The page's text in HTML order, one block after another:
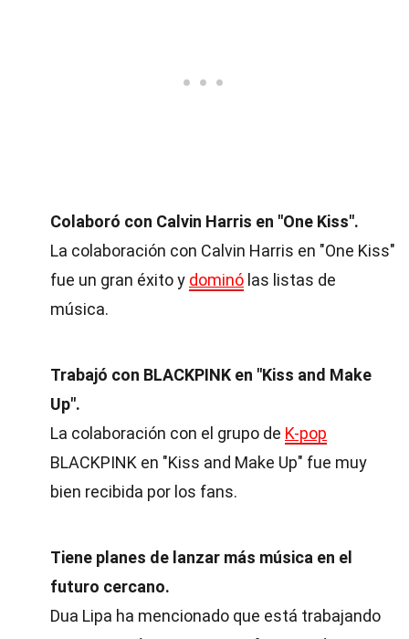
Colaboró con Calvin Harris en "One Kiss".
La colaboración con Calvin Harris en "One Kiss"
fue un gran éxito y dominó las listas de
música.
Trabajó con BLACKPINK en "Kiss and Make
Up".
La colaboración con el grupo de K-pop
BLACKPINK en "Kiss and Make Up" fue muy
bien recibida por los fans.
Tiene planes de lanzar más música en el
futuro cercano.
Dua Lipa ha mencionado que está trabajando